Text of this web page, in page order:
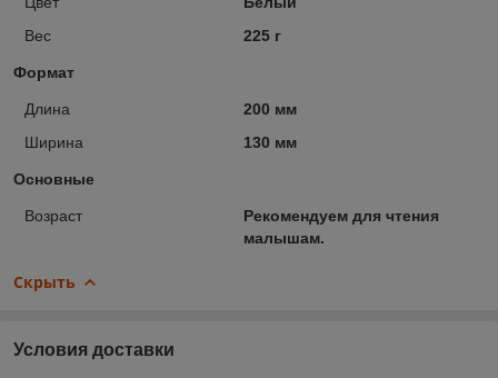
Вес
225 г
Формат
Длина
200 мм
Ширина
130 мм
Основные
Возраст
Рекомендуем для чтения
малышам.
Скрыть
Условия доставки